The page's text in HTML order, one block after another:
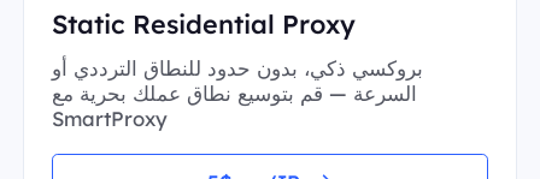
Static Residential Proxy
بروكسي ذكي، بدون حدود للنطاق الترددي أو
السرعة — قم بتوسيع نطاق عملك بحرية مع
SmartProxy